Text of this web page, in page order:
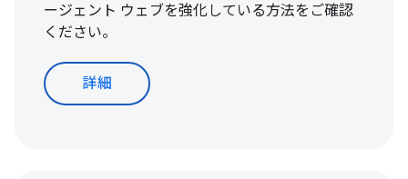
ージェント ウェブを強化している方法をご確認
ください。
詳細